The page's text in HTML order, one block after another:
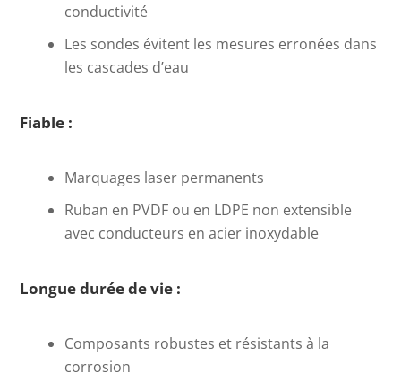
conductivité
Les sondes évitent les mesures erronées dans
les cascades d’eau
Fiable :
Marquages laser permanents
Ruban en PVDF ou en LDPE non extensible
avec conducteurs en acier inoxydable
Longue durée de vie :
Composants robustes et résistants à la
corrosion